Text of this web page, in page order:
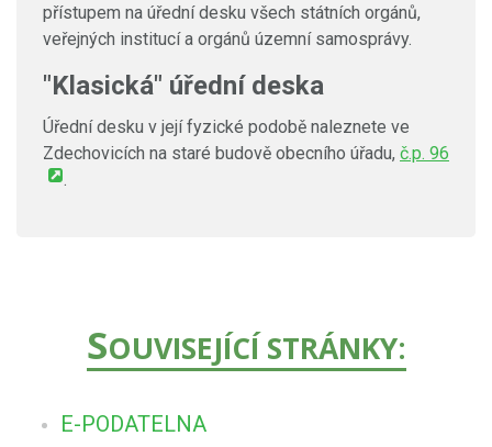
přístupem na úřední desku všech státních orgánů,
veřejných institucí a orgánů územní samosprávy.
"Klasická" úřední deska
Úřední desku v její fyzické podobě naleznete ve
Zdechovicích na staré budově obecního úřadu, č.p. 96
.
SOUVISEJÍCÍ STRÁNKY:
E-PODATELNA